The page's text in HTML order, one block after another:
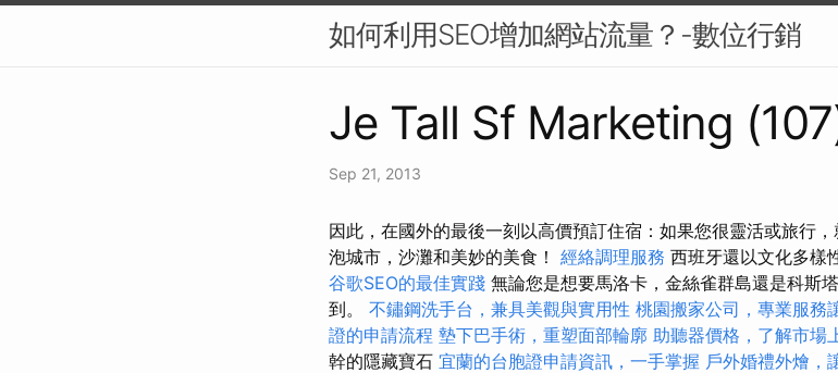
如何利用SEO增加網站流量？-數位行銷
Je Tall Sf Marketing
Sep 21, 2013
因此，在國外的最後一刻以高價預訂住宿：如果您很靈活或旅行
泡城市，沙灘和美妙的美食！ 經絡調理服務 西班牙還以文化多樣
谷歌SEO的最佳實踐 無論您是想要馬洛卡，金絲雀群島還是科斯
到。 不鏽鋼洗手台，兼具美觀與實用性 桃園搬家公司，專業服務
證的申請流程 墊下巴手術，重塑面部輪廓 助聽器價格，了解市場
幹的隱藏寶石 宜蘭的台胞證申請資訊，一手掌握 戶外婚禮外燴，